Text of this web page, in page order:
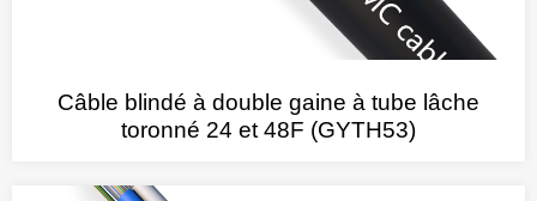
Câble blindé à double gaine à tube lâche
toronné 24 et 48F (GYTH53)